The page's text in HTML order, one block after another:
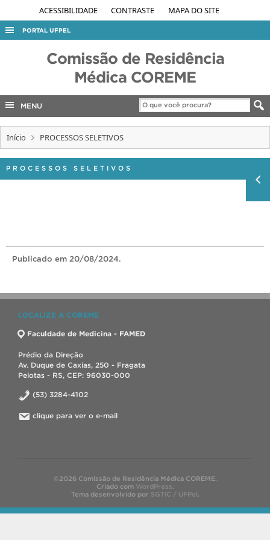
ACESSIBILIDADE CONTRASTE MAPA DO SITE
PORTAL UFPEL
Comissão de Residência
Médica COREME
MENU
Início PROCESSOS SELETIVOS
PROCESSOS SELETIVOS
Publicado em 20/08/2024.
LOCALIZE A COREME
Faculdade de Medicina - FAMED
Prédio da Direção
Av. Duque de Caxias, 250 - Fragata
Pelotas - RS, CEP: 96030-000
(53) 3284-4102
clique para ver o e-mail
©2026 Comissão de Residência Médica COREME.
Criado com WordPress.
Tema desenvolvido por SGTIC / UFPel.